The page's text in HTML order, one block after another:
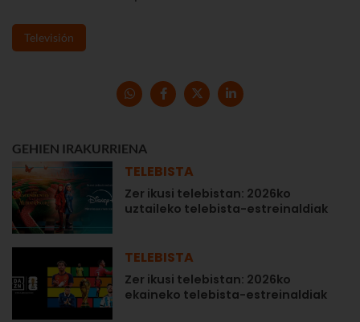
Televisión
GEHIEN IRAKURRIENA
TELEBISTA
Zer ikusi telebistan: 2026ko
uztaileko telebista-estreinaldiak
TELEBISTA
Zer ikusi telebistan: 2026ko
ekaineko telebista-estreinaldiak